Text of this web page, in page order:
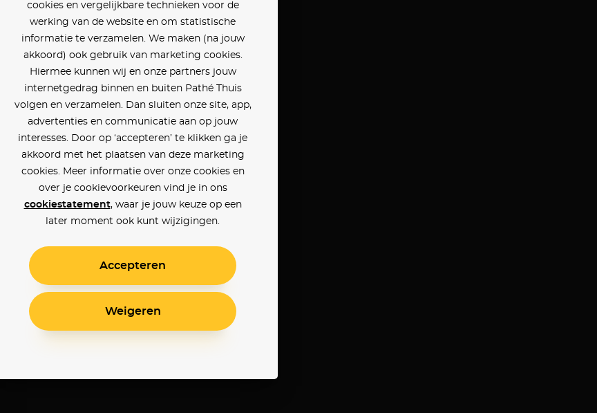
cookies en vergelijkbare technieken voor de
werking van de website en om statistische
informatie te verzamelen. We maken (na jouw
akkoord) ook gebruik van marketing cookies.
Hiermee kunnen wij en onze partners jouw
internetgedrag binnen en buiten Pathé Thuis
volgen en verzamelen. Dan sluiten onze site, app,
advertenties en communicatie aan op jouw
interesses. Door op ‘accepteren’ te klikken ga je
akkoord met het plaatsen van deze marketing
cookies. Meer informatie over onze cookies en
over je cookievoorkeuren vind je in ons
cookiestatement, waar je jouw keuze op een
later moment ook kunt wijzigingen.
Accepteren
Weigeren